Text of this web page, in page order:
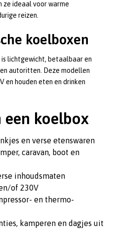
ze ideaal voor warme
reizen.
koelboxen
lichtgewicht, betaalbaar en
autoritten. Deze modellen
en houden eten en drinken
een koelbox
en verse etenswaren
caravan, boot en
inhoudsmaten
of 230V
en thermo-
kamperen en dagjes uit